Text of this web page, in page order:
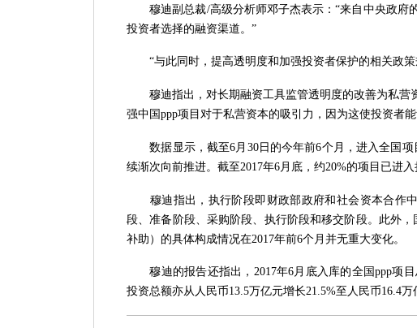
穆迪副总裁/高级分析师邓子杰表示：“来自中央政府
投资者选择的融资渠道。”
“与此同时，提高透明度和加强投资者保护的相关政
穆迪指出，对长期融资工具监管透明度的改善为私营
强中国 ppp项目对于私营资本的吸引力，因为这使投资者
数据显示，截至6月30日的今年前6个月，进入全国
续渐次向前推进。截至2017年6月底，约20%的项目已进
穆迪指出，执行阶段即财政部政府和社会资本合作
段、准备阶段、采购阶段、执行阶段和移交阶段。此外
补助）的具体构成情况在2017年前6个月并无重大变化。
穆迪的报告还指出， 2017年6月底入库的全国ppp项
投资总额亦从人民币13.5万亿元增长21.5%至人民币16.4万